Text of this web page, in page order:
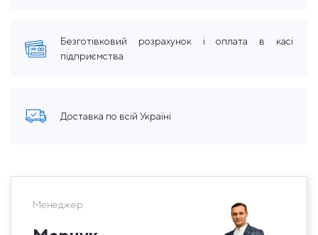
Безготівковий розрахунок і оплата в касі
підприємства
Доставка по всій Україні
Менеджер